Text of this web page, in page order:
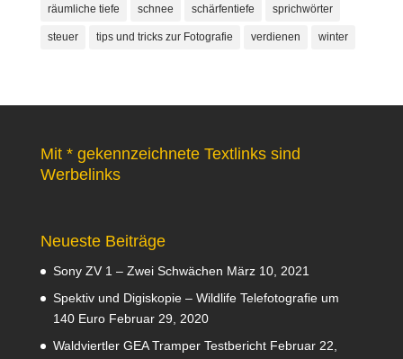
räumliche tiefe schnee schärfentiefe sprichwörter
steuer tips und tricks zur Fotografie verdienen winter
Mit * gekennzeichnete Textlinks sind
Werbelinks
Neueste Beiträge
Sony ZV 1 – Zwei Schwächen März 10, 2021
Spektiv und Digiskopie – Wildlife Telefotografie um
140 Euro Februar 29, 2020
Waldviertler GEA Tramper Testbericht Februar 22,